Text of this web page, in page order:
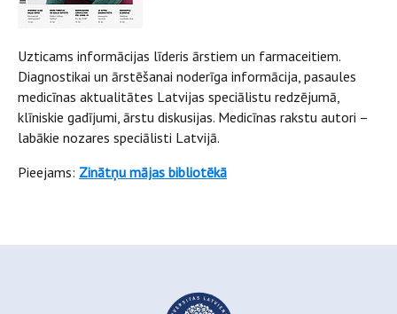
Uzticams informācijas līderis ārstiem un farmaceitiem.
Diagnostikai un ārstēšanai noderīga informācija, pasaules
medicīnas aktualitātes Latvijas speciālistu redzējumā,
klīniskie gadījumi, ārstu diskusijas. Medicīnas rakstu autori –
labākie nozares speciālisti Latvijā.
Pieejams: Zinātņu mājas bibliotēkā